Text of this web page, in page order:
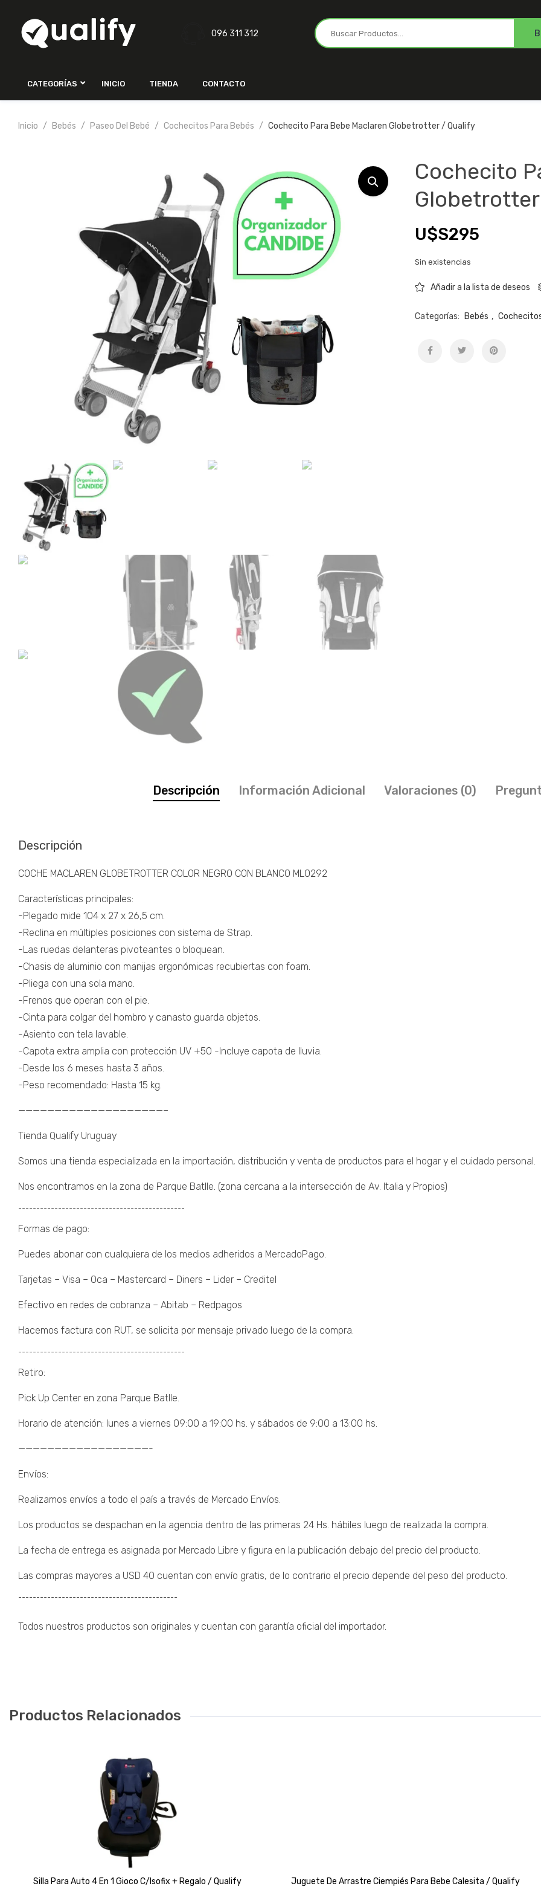
096 311 312
CATEGORÍAS INICIO TIENDA CONTACTO
Inicio Bebés Paseo Del Bebé Cochecitos Para Bebés Cochecito Para Bebe Maclaren Globetrotter / Qualify
Cochecito
U$S295
Sin existencias
Añadir a la lista de deseos
Categorías: Bebés ,
Descripción Información Adicional Valoraciones (0)
Descripción
COCHE MACLAREN GLOBETROTTER COLOR NEGRO CON BLANCO ML0292
Características principales:
-Plegado mide 104 x 27 x 26,5 cm.
-Reclina en múltiples posiciones con sistema de Strap.
-Las ruedas delanteras pivoteantes o bloquean.
-Chasis de aluminio con manijas ergonómicas recubiertas con foam.
-Pliega con una sola mano.
-Frenos que operan con el pie.
-Cinta para colgar del hombro y canasto guarda objetos.
-Asiento con tela lavable.
-Capota extra amplia con protección UV +50 -Incluye capota de lluvia.
-Desde los 6 meses hasta 3 años.
-Peso recomendado: Hasta 15 kg.
————————————————————–
Tienda Qualify Uruguay
Somos una tienda especializada en la importación, distribución y venta de productos para el hogar y el cuidado personal.
Nos encontramos en la zona de Parque Batlle. (zona cercana a la intersección de Av. Italia y Propios)
¯¯¯¯¯¯¯¯¯¯¯¯¯¯¯¯¯¯¯¯¯¯¯¯¯¯¯¯¯¯¯¯¯¯¯¯¯¯¯¯¯¯¯¯¯¯
Formas de pago:
Puedes abonar con cualquiera de los medios adheridos a MercadoPago.
Tarjetas – Visa – Oca – Mastercard – Diners – Lider – Creditel
Efectivo en redes de cobranza – Abitab – Redpagos
Hacemos factura con RUT, se solicita por mensaje privado luego de la compra.
¯¯¯¯¯¯¯¯¯¯¯¯¯¯¯¯¯¯¯¯¯¯¯¯¯¯¯¯¯¯¯¯¯¯¯¯¯¯¯¯¯¯¯¯¯¯
Retiro:
Pick Up Center en zona Parque Batlle.
Horario de atención: lunes a viernes 09:00 a 19:00 hs. y sábados de 9:00 a 13:00 hs.
——————————————————-
Envíos:
Realizamos envíos a todo el país a través de Mercado Envíos.
Los productos se despachan en la agencia dentro de las primeras 24 Hs. hábiles luego de realizada la compra.
La fecha de entrega es asignada por Mercado Libre y figura en la publicación debajo del precio del producto.
Las compras mayores a USD 40 cuentan con envío gratis, de lo contrario el precio depende del peso del producto.
¯¯¯¯¯¯¯¯¯¯¯¯¯¯¯¯¯¯¯¯¯¯¯¯¯¯¯¯¯¯¯¯¯¯¯¯¯¯¯¯¯¯¯¯
Todos nuestros productos son originales y cuentan con garantía oficial del importador.
Productos Relacionados
Silla Para Auto 4 En 1 Gioco C/isofix + Regalo / Qualify Juguete De Arrastre Ciempiés Para Bebe Calesita / Qualify